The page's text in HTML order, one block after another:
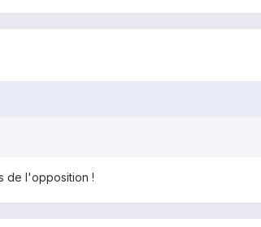
de l'opposition !